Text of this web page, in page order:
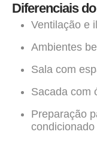
Diferenciais
Ventilação e
Ambientes
Sala com
Sacada com
Preparação
condicionado